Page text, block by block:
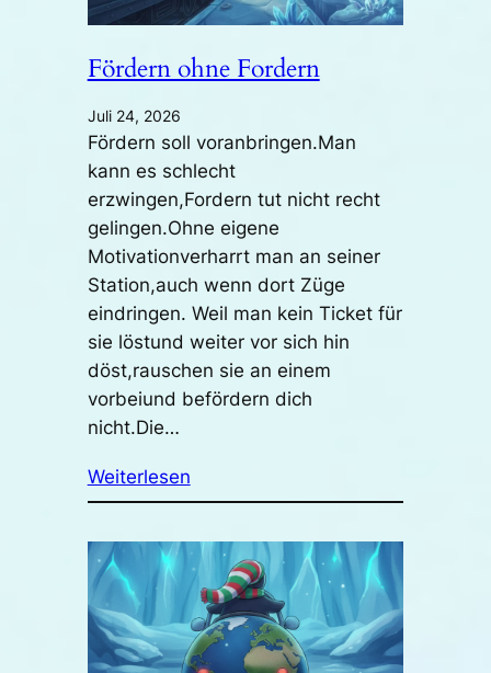
Fördern ohne Fordern
Juli 24, 2026
Fördern soll voranbringen.Man
kann es schlecht
erzwingen,Fordern tut nicht recht
gelingen.Ohne eigene
Motivationverharrt man an seiner
Station,auch wenn dort Züge
eindringen. Weil man kein Ticket für
sie löstund weiter vor sich hin
döst,rauschen sie an einem
vorbeiund befördern dich
nicht.Die…
Weiterlesen